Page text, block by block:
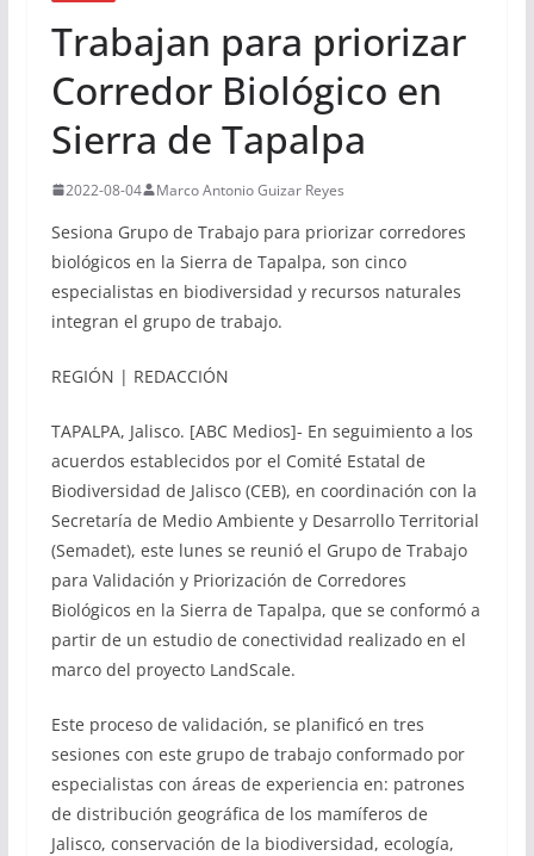
Trabajan para priorizar
Corredor Biológico en
Sierra de Tapalpa
2022-08-04 Marco Antonio Guizar Reyes
Sesiona Grupo de Trabajo para priorizar corredores
biológicos en la Sierra de Tapalpa, son cinco
especialistas en biodiversidad y recursos naturales
integran el grupo de trabajo.
REGIÓN | REDACCIÓN
TAPALPA, Jalisco. [ABC Medios]- En seguimiento a los
acuerdos establecidos por el Comité Estatal de
Biodiversidad de Jalisco (CEB), en coordinación con la
Secretaría de Medio Ambiente y Desarrollo Territorial
(Semadet), este lunes se reunió el Grupo de Trabajo
para Validación y Priorización de Corredores
Biológicos en la Sierra de Tapalpa, que se conformó a
partir de un estudio de conectividad realizado en el
marco del proyecto LandScale.
Este proceso de validación, se planificó en tres
sesiones con este grupo de trabajo conformado por
especialistas con áreas de experiencia en: patrones
de distribución geográfica de los mamíferos de
Jalisco, conservación de la biodiversidad, ecología,